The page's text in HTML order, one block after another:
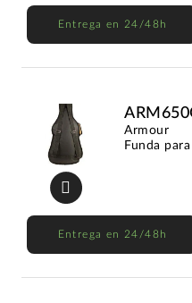
Entrega en 24/48h
Armour
Funda
Entrega en 24/48h